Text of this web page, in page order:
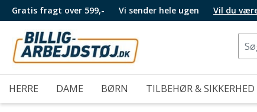
Gratis fragt over 599,- Vi sender hele ugen Vil du
HERRE DAME BØRN TILBEHØR & SIKKERHED